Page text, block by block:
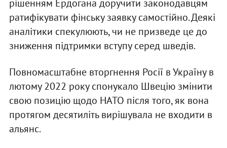
рішенням Ердогана доручити законодавцям
ратифікувати фінську заявку самостійно. Деякі
аналітики спекулюють, чи не призведе це до
зниження підтримки вступу серед шведів.
Повномасштабне вторгнення Росії в Україну в
лютому 2022 року спонукало Швецію змінити
свою позицію щодо НАТО після того, як вона
протягом десятиліть вирішувала не входити в
альянс.